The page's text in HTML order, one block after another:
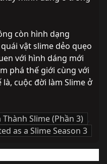
còn hình dạng
vật slime dẻo quẹo
với hình dáng mới
phá thế giới cùng với
cuộc đời làm Slime ở
Slime (Phần 3) ,
as a Slime Season 3